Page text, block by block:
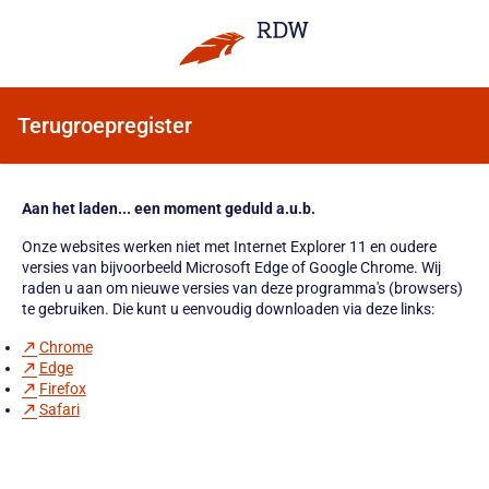
Terugroepregister
Aan het laden... een moment geduld a.u.b.
Onze websites werken niet met Internet Explorer 11 en oudere
versies van bijvoorbeeld Microsoft Edge of Google Chrome. Wij
raden u aan om nieuwe versies van deze programma's (browsers)
te gebruiken. Die kunt u eenvoudig downloaden via deze links:
Chrome
Edge
Firefox
Safari